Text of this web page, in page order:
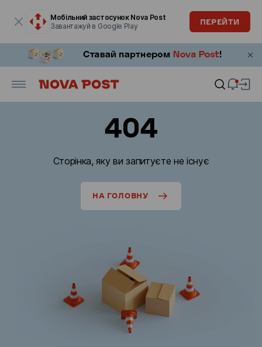
Мобільний застосунок Nova Post
Завантажуй в Google Play
ПЕРЕЙТИ
404
Сторінка, яку ви запитуєте не існує
НА ГОЛОВНУ